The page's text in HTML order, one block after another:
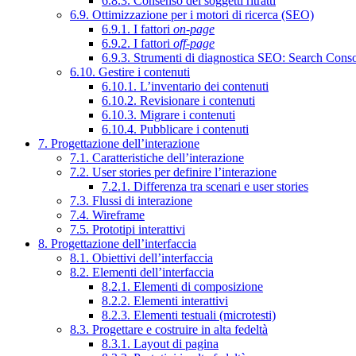
6.9. Ottimizzazione per i motori di ricerca (SEO)
6.9.1. I fattori on-page
6.9.2. I fattori off-page
6.9.3. Strumenti di diagnostica SEO: Search
6.10. Gestire i contenuti
6.10.1. L’inventario dei contenuti
6.10.2. Revisionare i contenuti
6.10.3. Migrare i contenuti
6.10.4. Pubblicare i contenuti
7. Progettazione dell’interazione
7.1. Caratteristiche dell’interazione
7.2. User stories per definire l’interazione
7.2.1. Differenza tra scenari e user stories
7.3. Flussi di interazione
7.4. Wireframe
7.5. Prototipi interattivi
8. Progettazione dell’interfaccia
8.1. Obiettivi dell’interfaccia
8.2. Elementi dell’interfaccia
8.2.1. Elementi di composizione
8.2.2. Elementi interattivi
8.2.3. Elementi testuali (microtesti)
8.3. Progettare e costruire in alta fedeltà
8.3.1. Layout di pagina